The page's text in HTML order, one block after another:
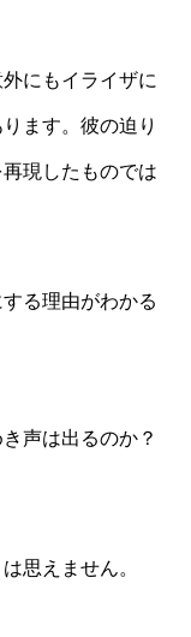
にもイライザに
ます。彼の迫り
現したものでは
る理由がわかる
声は出るのか？
思えません。